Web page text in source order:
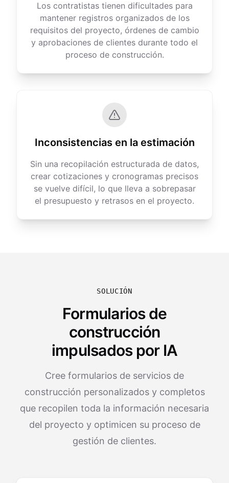
Los contratistas tienen dificultades para
mantener registros organizados de los
requisitos del proyecto, órdenes de cambio
y aprobaciones de clientes durante todo el
proceso de construcción.
Inconsistencias en la estimación
Sin una recopilación estructurada de datos,
crear cotizaciones y cronogramas precisos
se vuelve difícil, lo que lleva a sobrepasar
el presupuesto y retrasos en el proyecto.
SOLUCIÓN
Formularios de
construcción
impulsados por IA
Cree formularios de servicios de
construcción personalizados y completos
que recopilen toda la información necesaria
del proyecto y optimicen su proceso de
gestión de clientes.